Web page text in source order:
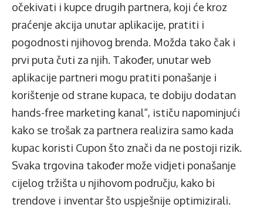
očekivati i kupce drugih partnera, koji će kroz
praćenje akcija unutar aplikacije, pratiti i
pogodnosti njihovog brenda. Možda tako čak i
prvi puta čuti za njih. Također, unutar web
aplikacije partneri mogu pratiti ponašanje i
korištenje od strane kupaca, te dobiju dodatan
hands-free marketing kanal“, ističu napominjući
kako se trošak za partnera realizira samo kada
kupac koristi Cupon što znači da ne postoji rizik.
Svaka trgovina također može vidjeti ponašanje
cijelog tržišta u njihovom području, kako bi
trendove i inventar što uspješnije optimizirali.